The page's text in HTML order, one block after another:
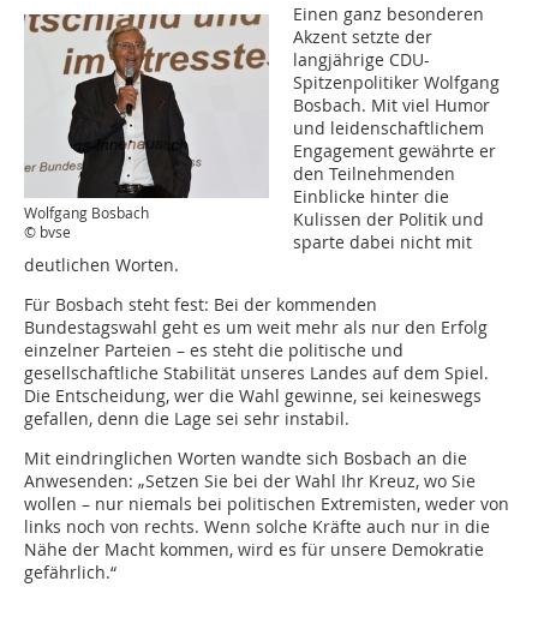
Wolfgang Bosbach
© bvse
Einen ganz besonderen
Akzent setzte der
langjährige CDU-
Spitzenpolitiker Wolfgang
Bosbach. Mit viel Humor
und leidenschaftlichem
Engagement gewährte er
den Teilnehmenden
Einblicke hinter die
Kulissen der Politik und
sparte dabei nicht mit
deutlichen Worten.
Für Bosbach steht fest: Bei der kommenden
Bundestagswahl geht es um weit mehr als nur den Erfolg
einzelner Parteien – es steht die politische und
gesellschaftliche Stabilität unseres Landes auf dem Spiel.
Die Entscheidung, wer die Wahl gewinne, sei keineswegs
gefallen, denn die Lage sei sehr instabil.
Mit eindringlichen Worten wandte sich Bosbach an die
Anwesenden: „Setzen Sie bei der Wahl Ihr Kreuz, wo Sie
wollen – nur niemals bei politischen Extremisten, weder von
links noch von rechts. Wenn solche Kräfte auch nur in die
Nähe der Macht kommen, wird es für unsere Demokratie
gefährlich.“